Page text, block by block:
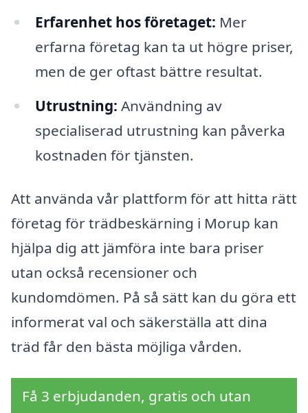
Erfarenhet hos företaget: Mer
erfarna företag kan ta ut högre priser,
men de ger oftast bättre resultat.
Utrustning: Användning av
specialiserad utrustning kan påverka
kostnaden för tjänsten.
Att använda vår plattform för att hitta rätt
företag för trädbeskärning i Morup kan
hjälpa dig att jämföra inte bara priser
utan också recensioner och
kundomdömen. På så sätt kan du göra ett
informerat val och säkerställa att dina
träd får den bästa möjliga vården.
Få 3 erbjudanden, gratis och utan